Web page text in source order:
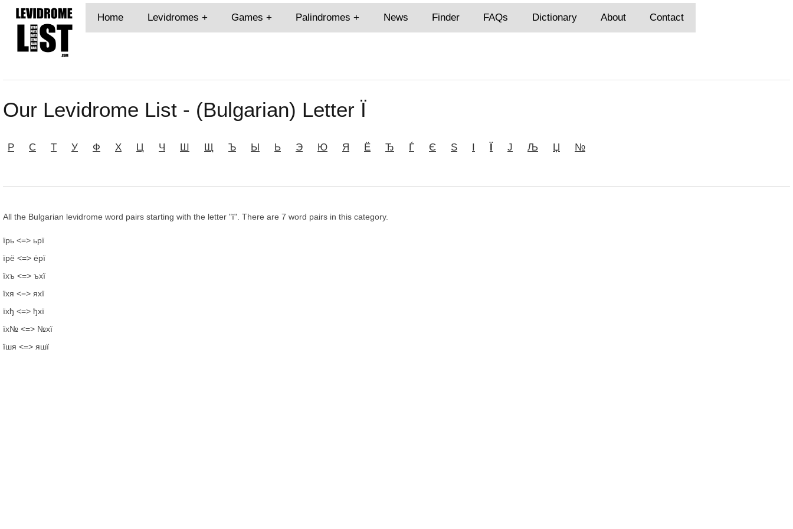
Home Levidromes Games Palindromes News Finder FAQs Dictionary About Contact
Our Levidrome List - (Bulgarian) Letter Ї
Р С Т У Ф Х Ц Ч Ш Щ Ъ Ы Ь Э Ю Я Ё Ђ Ѓ Є Ѕ І Ї Ј Љ Џ №
All the Bulgarian levidrome word pairs starting with the letter "ї". There are 7 word pairs in this category.
їрь <=> ьрї
їрё <=> ёрї
їхъ <=> ъхї
їхя <=> яхї
їхђ <=> ђхї
їх№ <=> №хї
їшя <=> яшї